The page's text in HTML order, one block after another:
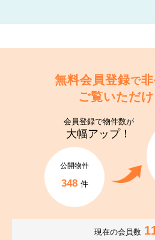
無料会員登録で
ご覧いただけ
会員登録で物件数が
大幅アップ！
公開物件
348 件
現在の会員数